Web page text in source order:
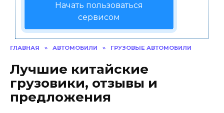
Начать пользоваться
сервисом
ГЛАВНАЯ » АВТОМОБИЛИ » ГРУЗОВЫЕ АВТОМОБИЛИ
Лучшие китайские
грузовики, отзывы и
предложения